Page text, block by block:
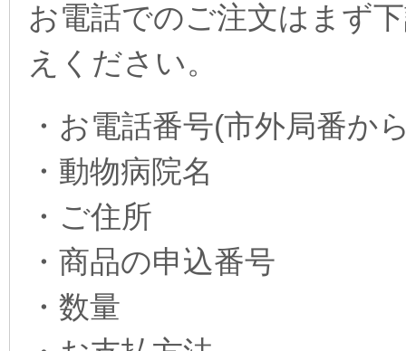
お電話でのご注文はまず
えください。
・お電話番号(市外局番か
・動物病院名
・ご住所
・商品の申込番号
・数量